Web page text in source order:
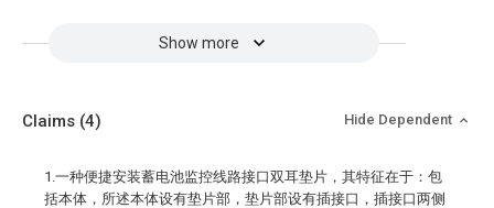
Show more
Claims (4) Hide Dependent
1.一种便捷安装蓄电池监控线路接口双耳垫片，其特征在于：包
括本体，所述本体设有垫片部，垫片部设有插接口，插接口两侧